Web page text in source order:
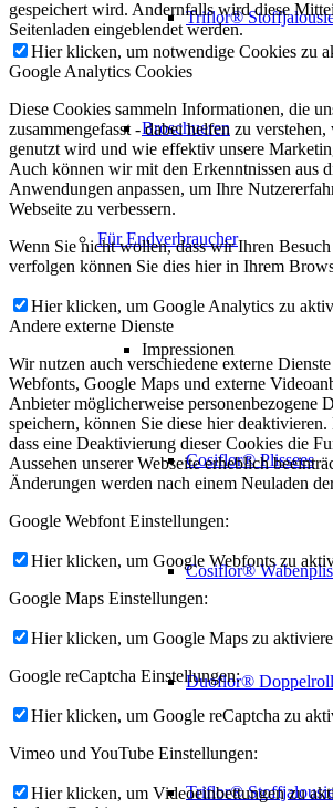
Triflor®
Broschueren
Für Endverbraucher
Impressionen
Cosiflor® Plissees
Cosiflor®
Duoflor®
Triflor®
gespeichert wird. Andernfalls wird diese
Seitenladen eingeblendet werden.
Hier klicken, um notwendige Cookies zu
Google Analytics Cookies
Diese Cookies sammeln Informationen, die
zusammengefasst - dabei helfen zu
genutzt wird und wie effektiv unsere
Auch können wir mit den Erkenntnissen aus
Anwendungen anpassen, um Ihre
Webseite zu verbessern.
Wenn Sie nicht wollen, dass wir Ihren Besuch
verfolgen können Sie dies hier in Ihrem
Hier klicken, um Google Analytics zu
Andere externe Dienste
Wir nutzen auch verschiedene externe
Webfonts, Google Maps und externe
Anbieter möglicherweise personenbezogene
speichern, können Sie diese hier deaktivieren.
dass eine Deaktivierung dieser Cookies die
Aussehen unserer Webseite erheblich
Änderungen werden nach einem Neuladen
Google Webfont Einstellungen:
Hier klicken, um Google Webfonts zu
Google Maps Einstellungen:
Hier klicken, um Google Maps zu
Google reCaptcha Einstellungen:
Hier klicken, um Google reCaptcha zu
Vimeo und YouTube Einstellungen:
Hier klicken, um Videoeinbettungen zu